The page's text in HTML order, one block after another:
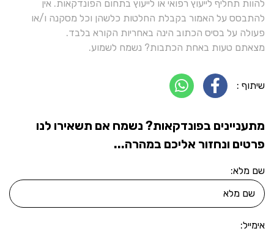
להוות תחליף לייעוץ רפואי או לייעוץ בתחום הפונדקאות. אין
להתבסס על האמור בקבלת החלטות כלשהן וכל מסקנה ו/או
פעולה על בסיס הכתוב הינה באחריות הקורא בלבד.
מצאתם טעות באחת הכתבות? נשמח לשמוע.
שיתוף :
מתעניינים בפונדקאות? נשמח אם תשאירו לנו
פרטים ונחזור אליכם במהרה...
שם מלא:
אימייל: